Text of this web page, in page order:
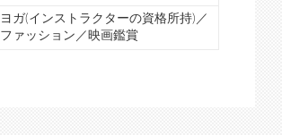
ヨガ(インストラクターの資格所持)／
ファッション／映画鑑賞